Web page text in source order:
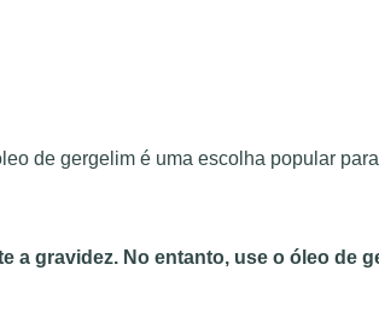
de gergelim é uma escolha popular
a gravidez. No entanto, use o óleo